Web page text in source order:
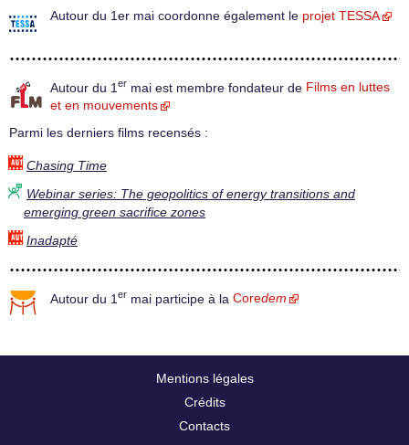
Autour du 1er mai coordonne également le projet TESSA
Autour du 1 er mai est membre fondateur de Films en luttes
et en mouvements
Parmi les derniers films recensés :
Chasing Time
Webinar series: The geopolitics of energy transitions and
emerging green sacrifice zones
Inadapté
Autour du 1 er mai participe à la Coredem
Mentions légales
Crédits
Contacts